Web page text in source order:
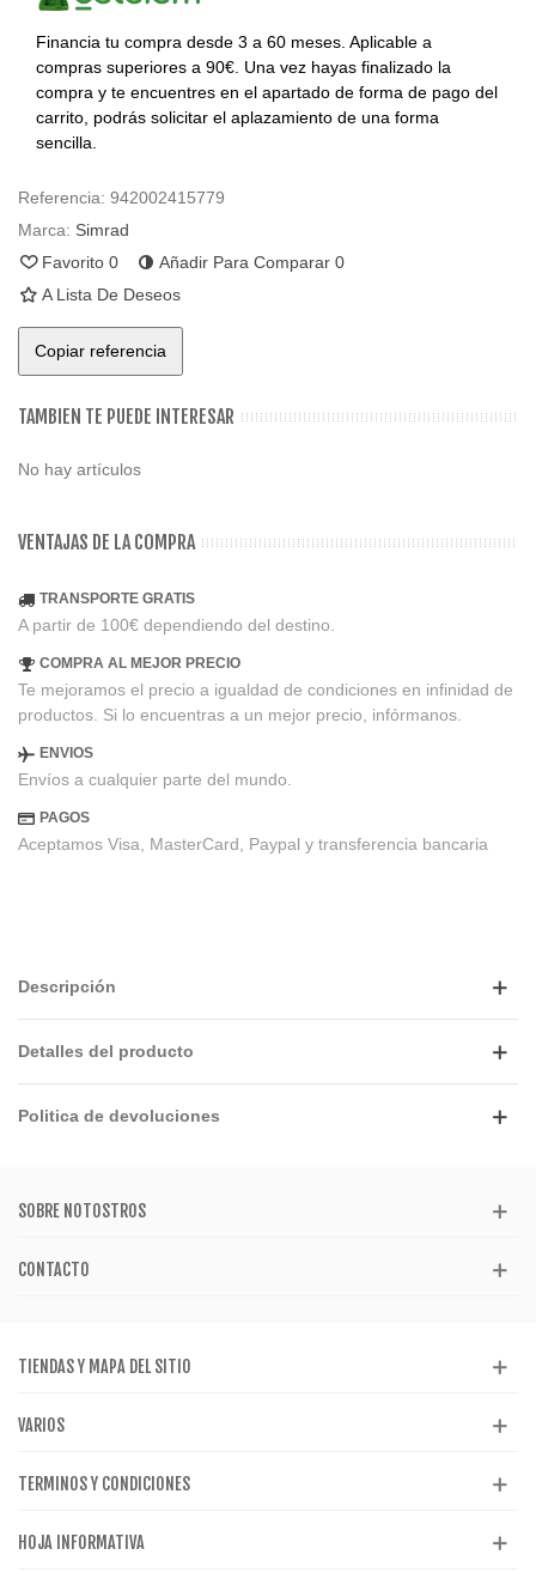
Financia tu compra desde 3 a 60 meses. Aplicable a
compras superiores a 90€. Una vez hayas finalizado la
compra y te encuentres en el apartado de forma de pago del
carrito, podrás solicitar el aplazamiento de una forma
sencilla.
Referencia: 942002415779
Marca: Simrad
Favorito 0 Añadir Para Comparar 0
A Lista De Deseos
Copiar referencia
TAMBIEN TE PUEDE INTERESAR
No hay artículos
VENTAJAS DE LA COMPRA
TRANSPORTE GRATIS
A partir de 100€ dependiendo del destino.
COMPRA AL MEJOR PRECIO
Te mejoramos el precio a igualdad de condiciones en infinidad de
productos. Si lo encuentras a un mejor precio, infórmanos.
ENVIOS
Envíos a cualquier parte del mundo.
PAGOS
Aceptamos Visa, MasterCard, Paypal y transferencia bancaria
Descripción
Detalles del producto
Politica de devoluciones
SOBRE NOTOSTROS
CONTACTO
TIENDAS Y MAPA DEL SITIO
VARIOS
TERMINOS Y CONDICIONES
HOJA INFORMATIVA